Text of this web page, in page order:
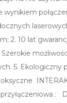
wynikiem
2. 10 lat
5. Ekologiczny
: